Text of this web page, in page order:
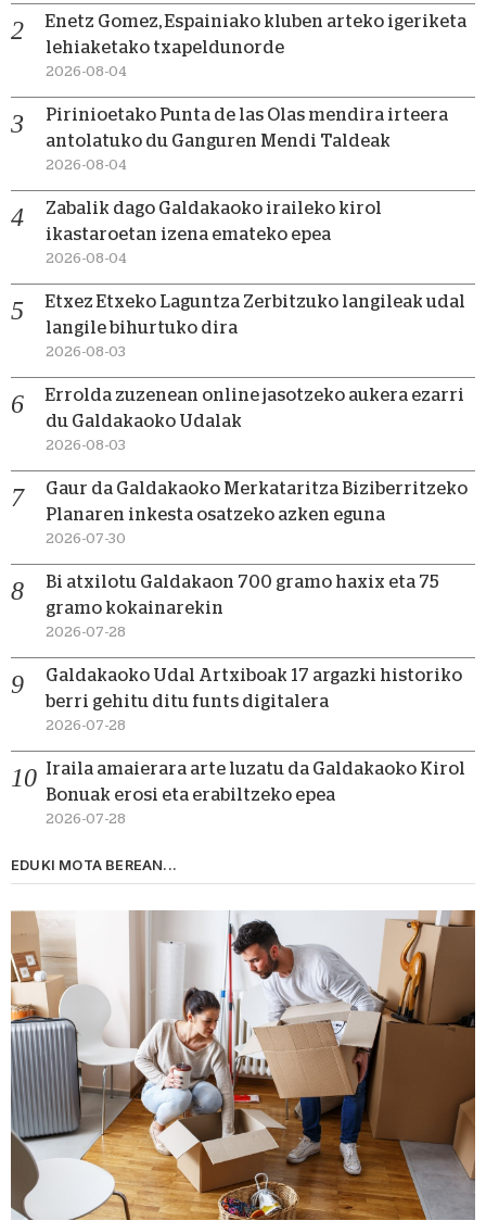
Enetz Gomez, Espainiako kluben arteko igeriketa
lehiaketako txapeldunorde
2026-08-04
Pirinioetako Punta de las Olas mendira irteera
antolatuko du Ganguren Mendi Taldeak
2026-08-04
Zabalik dago Galdakaoko iraileko kirol
ikastaroetan izena emateko epea
2026-08-04
Etxez Etxeko Laguntza Zerbitzuko langileak udal
langile bihurtuko dira
2026-08-03
Errolda zuzenean online jasotzeko aukera ezarri
du Galdakaoko Udalak
2026-08-03
Gaur da Galdakaoko Merkataritza Biziberritzeko
Planaren inkesta osatzeko azken eguna
2026-07-30
Bi atxilotu Galdakaon 700 gramo haxix eta 75
gramo kokainarekin
2026-07-28
Galdakaoko Udal Artxiboak 17 argazki historiko
berri gehitu ditu funts digitalera
2026-07-28
Iraila amaierara arte luzatu da Galdakaoko Kirol
Bonuak erosi eta erabiltzeko epea
2026-07-28
EDUKI MOTA BEREAN...